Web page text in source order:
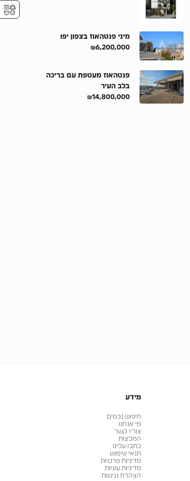
מיני פנטהאוז בצפון יפו
₪6,200,000
פנטהאוז מעטפת עם בריכה
בלב העיר
₪14,800,000
מידע
חיפוש נכסים
מי אנחנו
צור/י קשר
המלצות
כתבו עלינו
תנאי שימוש
מדיניות פרטיות
מדיניות עוגיות
הצהרת נגישות
⚥︎